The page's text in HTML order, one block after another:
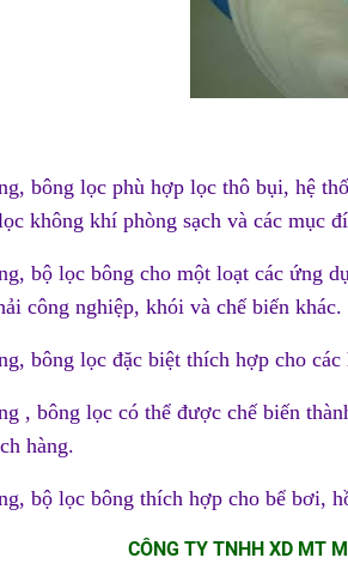
bông lọc phù hợp lọc thô bụi, hệ
không khí phòng sạch và các mục
bộ lọc bông cho một loạt các ứng
công nghiệp, khói và chế biến khác.
bông lọc đặc biệt thích hợp cho
, bông lọc có thể được chế biến
hàng.
bộ lọc bông thích hợp cho bể bơi,
CÔNG TY TNHH XD MT